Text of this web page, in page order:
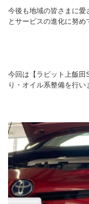
今後も地域の皆さまに愛
とサービスの進化に努め
今回は【ラピット上飯田
り・オイル系整備を行い